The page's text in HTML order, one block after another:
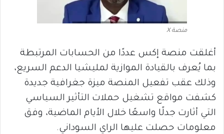
منصة X
أغلقت منصة إكس عددًا من الحسابات المرتبطة
بما يُعرف بالقيادة الموازية لمليشيا الدعم السريع،
وذلك عقب تفعيل المنصة ميزة جغرافية جديدة
كشفت مواقع تشغيل حملات التأثير السياسي
التي أثارت جدلًا واسعًا خلال الأيام الماضية، وفق
معلومات حصلت عليها الراي السوداني.